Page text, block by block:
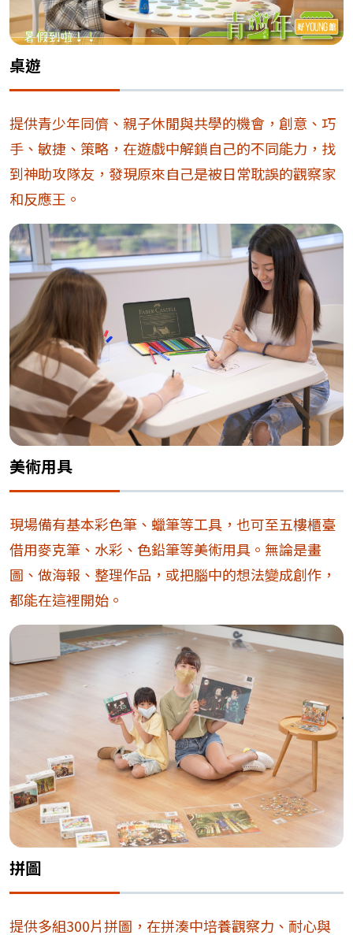
桌遊
提供青少年同儕、親子休閒與共學的機會，創意、巧
手、敏捷、策略，在遊戲中解鎖自己的不同能力，找
到神助攻隊友，發現原來自己是被日常耽誤的觀察家
和反應王。
美術用具
現場備有基本彩色筆、蠟筆等工具，也可至五樓櫃臺
借用麥克筆、水彩、色鉛筆等美術用具。無論是畫
圖、做海報、整理作品，或把腦中的想法變成創作，
都能在這裡開始。
拼圖
提供多組300片拼圖，在拼湊中培養觀察力、耐心與